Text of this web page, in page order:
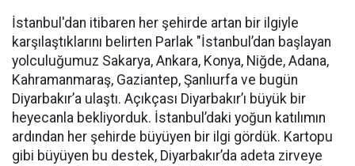
İstanbul'dan itibaren her şehirde artan bir ilgiyle
karşılaştıklarını belirten Parlak "İstanbul’dan başlayan
yolculuğumuz Sakarya, Ankara, Konya, Niğde, Adana,
Kahramanmaraş, Gaziantep, Şanlıurfa ve bugün
Diyarbakır’a ulaştı. Açıkçası Diyarbakır’ı büyük bir
heyecanla bekliyorduk. İstanbul’daki yoğun katılımın
ardından her şehirde büyüyen bir ilgi gördük. Kartopu
gibi büyüyen bu destek, Diyarbakır’da adeta zirveye